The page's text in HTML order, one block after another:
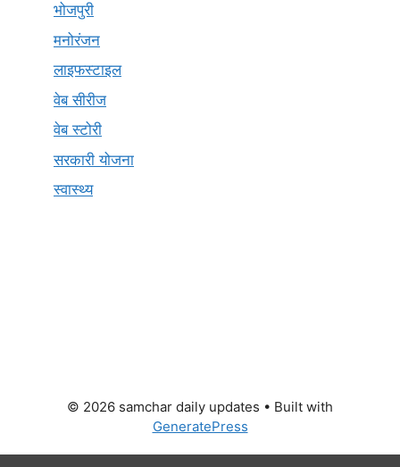
भोजपुरी
मनोरंजन
लाइफस्टाइल
वेब सीरीज
वेब स्टोरी
सरकारी योजना
स्वास्थ्य
© 2026 samchar daily updates • Built with
GeneratePress